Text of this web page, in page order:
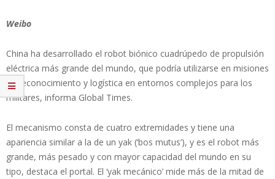
Weibo
China ha desarrollado el robot biónico cuadrúpedo de propulsión
eléctrica más grande del mundo, que podría utilizarse en misiones
de reconocimiento y logística en entornos complejos para los
militares, informa Global Times.
El mecanismo consta de cuatro extremidades y tiene una
apariencia similar a la de un yak (‘bos mutus’), y es el robot más
grande, más pesado y con mayor capacidad del mundo en su
tipo, destaca el portal. El ‘yak mecánico’ mide más de la mitad de